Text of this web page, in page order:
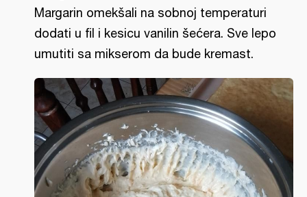
Margarin omekšali na sobnoj temperaturi
dodati u fil i kesicu vanilin šećera. Sve lepo
umutiti sa mikserom da bude kremast.